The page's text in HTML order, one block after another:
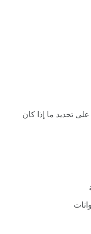
تحديد ما إذا كان